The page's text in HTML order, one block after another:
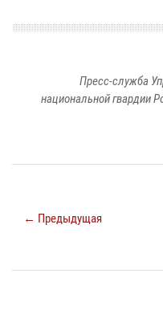
Пресс-служба
национальной гвардии
← Предыдущая